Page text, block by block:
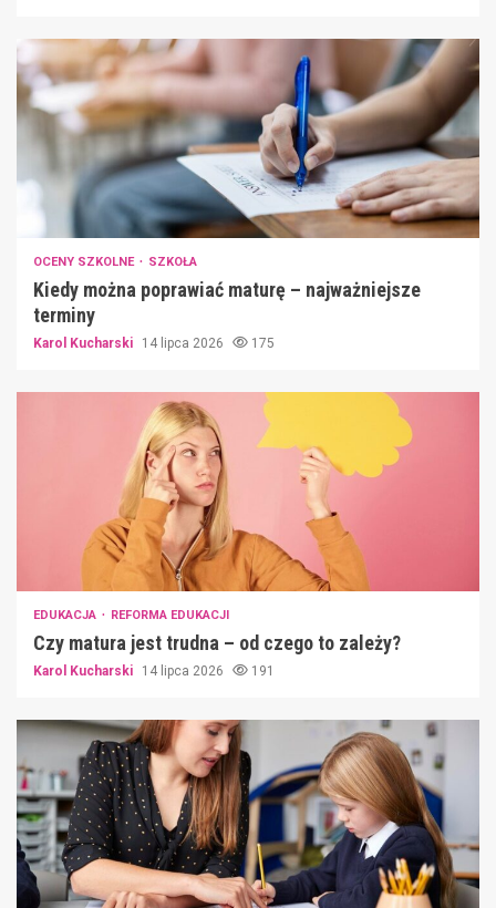
OCENY SZKOLNE SZKOŁA
Kiedy można poprawiać maturę – najważniejsze
terminy
Karol Kucharski 14 lipca 2026 175
EDUKACJA REFORMA EDUKACJI
Czy matura jest trudna – od czego to zależy?
Karol Kucharski 14 lipca 2026 191